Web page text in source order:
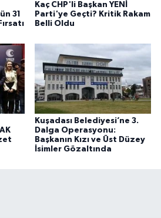
31
Kaç CHP'li Başkan YENİ
Parti'ye Geçti? Kritik Rakam
Belli Oldu
Kuşadası Belediyesi’ne 3.
Dalga Operasyonu:
Başkanın Kızı ve Üst Düzey
İsimler Gözaltında